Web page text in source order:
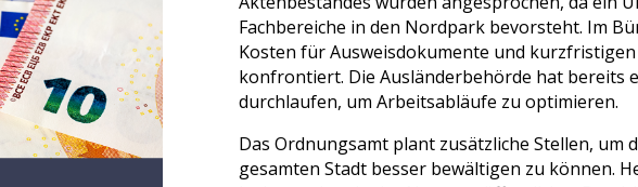
Fachbereiche in den Nordpark bevorsteht. Im
Kosten für Ausweisdokumente und
konfrontiert. Die Ausländerbehörde hat bereits
durchlaufen, um Arbeitsabläufe zu optimieren.
Das Ordnungsamt plant zusätzliche Stellen, um
gesamten Stadt besser bewältigen zu können.